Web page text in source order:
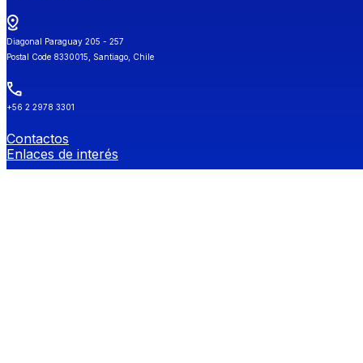
Diagonal Paraguay 205 - 257
Postal Code 8330015, Santiago, Chile
+56 2 2978 3301
Contactos
Enlaces de interés